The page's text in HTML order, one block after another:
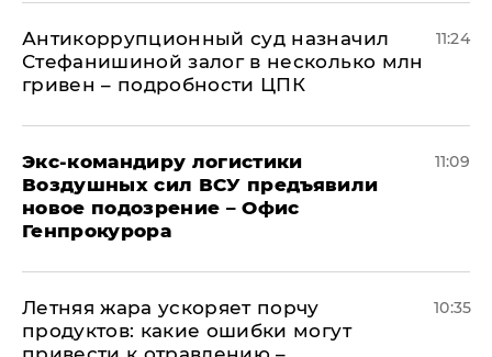
Антикоррупционный суд назначил
Стефанишиной залог в несколько млн
гривен – подробности ЦПК
11:24
Экс-командиру логистики
Воздушных сил ВСУ предъявили
новое подозрение – Офис
Генпрокурора
11:09
Летняя жара ускоряет порчу
продуктов: какие ошибки могут
10:35